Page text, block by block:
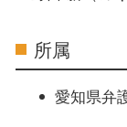
所属
愛知県弁